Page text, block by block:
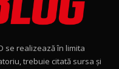
Drive AutoBlog.MD
HYBRID 4MATIC+ / Test
se realizează în limita
trebuie citată sursa și